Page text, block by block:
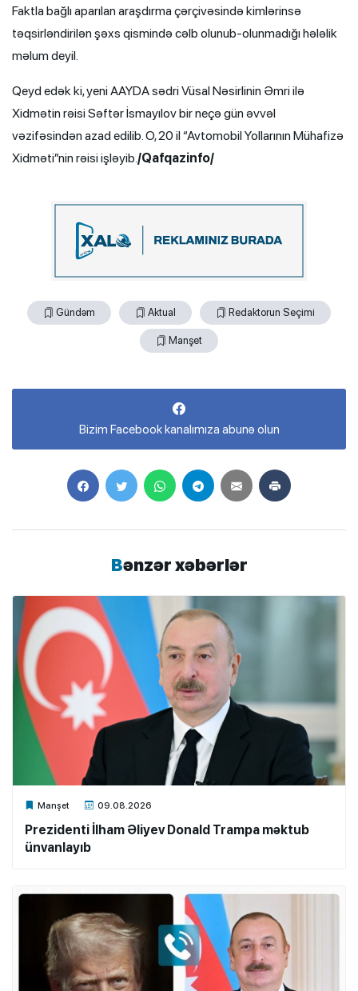
Faktla bağlı aparılan araşdırma çərçivəsində kimlərinsə
təqsirləndirilən şəxs qismində cəlb olunub-olunmadığı hələlik
məlum deyil.
Qeyd edək ki, yeni AAYDA sədri Vüsal Nəsirlinin Əmri ilə
Xidmətin rəisi Səftər İsmayılov bir neçə gün əvvəl
vəzifəsindən azad edilib. O, 20 il “Avtomobil Yollarının Mühafizə
Xidməti”nin rəisi işləyib./Qafqazinfo/
Gündəm Aktual Redaktorun Seçimi
Manşet
Bizim Facebook kanalımıza abunə olun
Bənzər xəbərlər
Manşet 09.08.2026
Xalq.Online
Prezidenti İlham Əliyev Donald Trampa məktub
ünvanlayıb